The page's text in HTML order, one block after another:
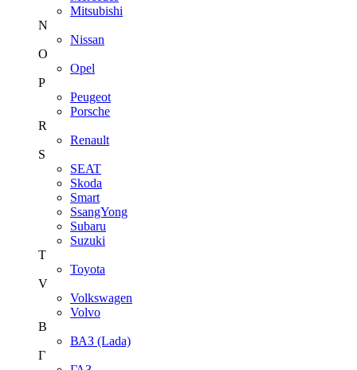
Mitsubishi
N
Nissan
O
Opel
P
Peugeot
Porsche
R
Renault
S
SEAT
Skoda
Smart
SsangYong
Subaru
Suzuki
T
Toyota
V
Volkswagen
Volvo
В
ВАЗ (Lada)
Г